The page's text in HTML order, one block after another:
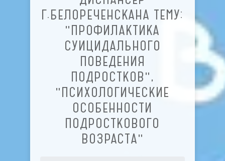
Г.БЕЛОРЕЧЕНСКАНА ТЕМУ:
"ПРОФИЛАКТИКА
СУИЦИДАЛЬНОГО
ПОВЕДЕНИЯ
ПОДРОСТКОВ",
"ПСИХОЛОГИЧЕСКИЕ
ОСОБЕННОСТИ
ПОДРОСТКОВОГО
ВОЗРАСТА"